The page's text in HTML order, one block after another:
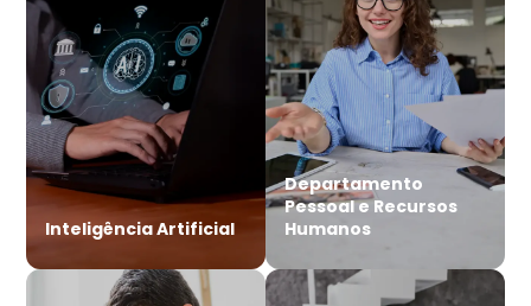
Inteligência Artificial
Departamento
Pessoal e Recursos
Humanos